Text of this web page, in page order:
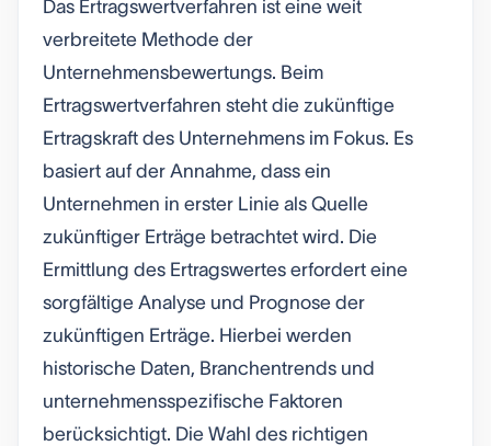
Das Ertragswertverfahren ist eine weit
verbreitete Methode der
Unternehmensbewertungs. Beim
Ertragswertverfahren steht die zukünftige
Ertragskraft des Unternehmens im Fokus. Es
basiert auf der Annahme, dass ein
Unternehmen in erster Linie als Quelle
zukünftiger Erträge betrachtet wird. Die
Ermittlung des Ertragswertes erfordert eine
sorgfältige Analyse und Prognose der
zukünftigen Erträge. Hierbei werden
historische Daten, Branchentrends und
unternehmensspezifische Faktoren
berücksichtigt. Die Wahl des richtigen